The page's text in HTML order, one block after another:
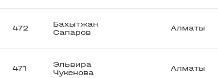
472
Бахытжан
Сапаров
Алматы
471
Эльвира
Чукенова
Алматы